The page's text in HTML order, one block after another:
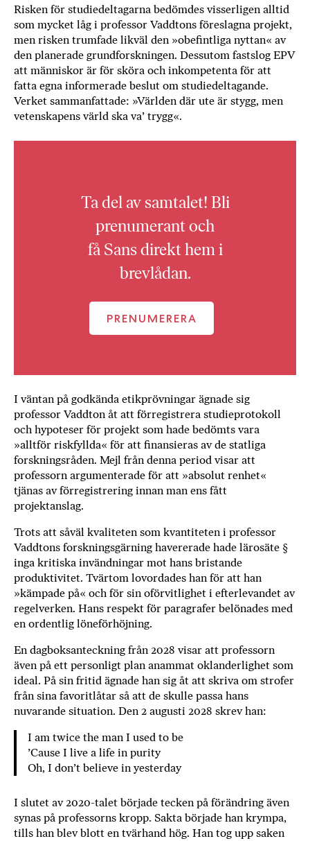
Risken för studiedeltagarna bedömdes visserligen alltid
som mycket låg i professor Vaddtons föreslagna projekt,
men risken trumfade likväl den »obefintliga nyttan« av
den planerade grundforskningen. Dessutom fastslog EPV
att människor är för sköra och inkompetenta för att
fatta egna informerade beslut om studiedeltagande.
Verket sammanfattade: »Världen där ute är stygg, men
vetenskapens värld ska va’ trygg«.
Ta del av samtalet! Bli
prenumerant och
få Sans direkt hem i
brevlådan.
PRENUMERERA
I väntan på godkända etikprövningar ägnade sig
professor Vaddton åt att förregistrera studieprotokoll
och hypoteser för projekt som hade bedömts vara
»alltför riskfyllda« för att finansieras av de statliga
forskningsråden. Mejl från denna period visar att
professorn argumenterade för att »absolut renhet«
tjänas av förregistrering innan man ens fått
projektanslag.
Trots att såväl kvaliteten som kvantiteten i professor
Vaddtons forskningsgärning havererade hade lärosäte §
inga kritiska invändningar mot hans bristande
produktivitet. Tvärtom lovordades han för att han
»kämpade på« och för sin oförvitlighet i efterlevandet av
regelverken. Hans respekt för paragrafer belönades med
en ordentlig löneförhöjning.
En dagboksanteckning från 2028 visar att professorn
även på ett personligt plan anammat oklanderlighet som
ideal. På sin fritid ägnade han sig åt att skriva om strofer
från sina favoritlåtar så att de skulle passa hans
nuvarande situation. Den 2 augusti 2028 skrev han:
I am twice the man I used to be
’Cause I live a life in purity
Oh, I don’t believe in yesterday
I slutet av 2020-talet började tecken på förändring även
synas på professorns kropp. Sakta började han krympa,
tills han blev blott en tvärhand hög. Han tog upp saken